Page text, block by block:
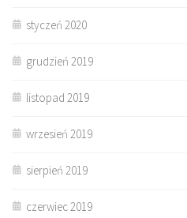
styczeń 2020
grudzień 2019
listopad 2019
wrzesień 2019
sierpień 2019
czerwiec 2019